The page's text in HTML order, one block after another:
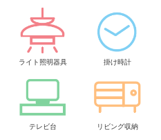
ライト照明器具 掛け時計
テレビ台 リビング収納